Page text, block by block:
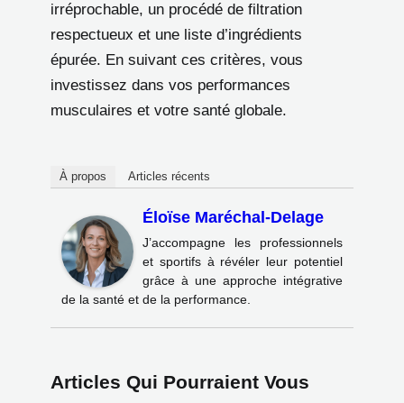
irréprochable, un procédé de filtration
respectueux et une liste d’ingrédients
épurée. En suivant ces critères, vous
investissez dans vos performances
musculaires et votre santé globale.
À propos Articles récents
Éloïse Maréchal-Delage
J’accompagne les professionnels
et sportifs à révéler leur potentiel
grâce à une approche intégrative
de la santé et de la performance.
Articles Qui Pourraient Vous